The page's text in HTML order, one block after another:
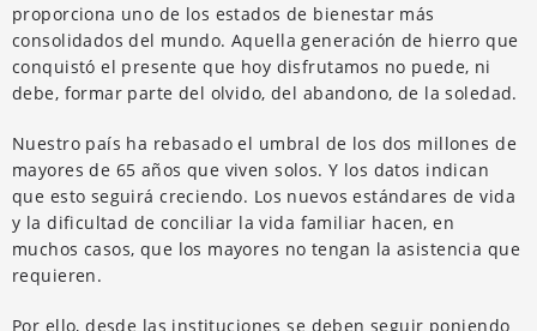
proporciona uno de los estados de bienestar más
consolidados del mundo. Aquella generación de hierro que
conquistó el presente que hoy disfrutamos no puede, ni
debe, formar parte del olvido, del abandono, de la soledad.
Nuestro país ha rebasado el umbral de los dos millones de
mayores de 65 años que viven solos. Y los datos indican
que esto seguirá creciendo. Los nuevos estándares de vida
y la dificultad de conciliar la vida familiar hacen, en
muchos casos, que los mayores no tengan la asistencia que
requieren.
Por ello, desde las instituciones se deben seguir poniendo